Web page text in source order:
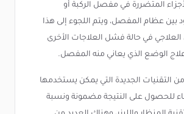
المتضررة في مفصل الركبة أو
عظام المفصل، ويتم اللجوء إلى هذا
العلاجي في حالة فشل العلاجات الأخرى
الوضع الذي يعاني منه المفصل.
التقنيات الجديدة التي يمكن يستخدمها
للحصول على النتيجة مضمونة ونسبة